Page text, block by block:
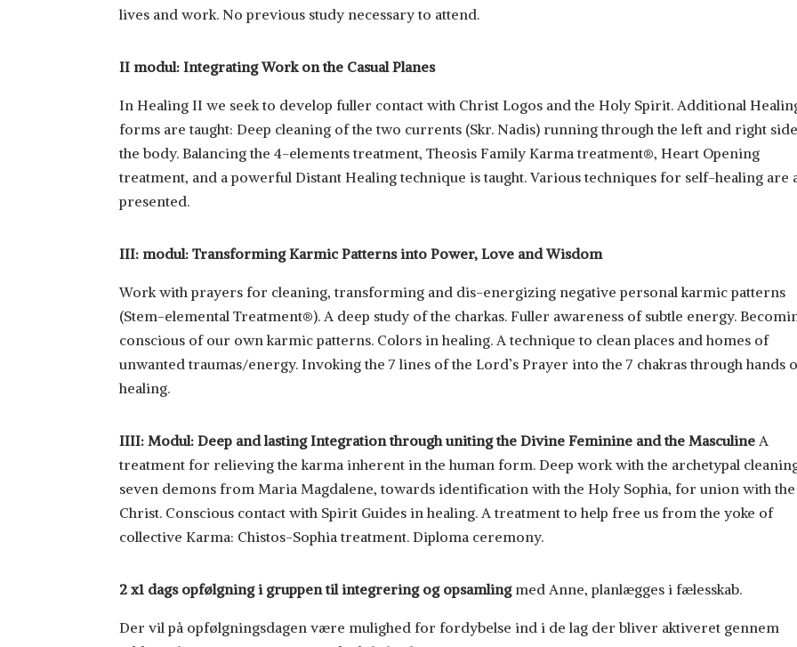
lives and work. No previous study necessary to attend.
II modul: Integrating Work on the Casual Planes
In Healing II we seek to develop fuller contact with Christ Logos and the Holy Spirit. Additional
forms are taught: Deep cleaning of the two currents (Skr. Nadis) running through the left and right
the body. Balancing the 4-elements treatment, Theosis Family Karma treatment®, Heart Opening
treatment, and a powerful Distant Healing technique is taught. Various techniques for self-healing are
presented.
III: modul:Transforming Karmic Patterns into Power, Love and Wisdom
Work with prayers for cleaning, transforming and dis-energizing negative personal karmic patterns
(Stem-elemental Treatment®). A deep study of the charkas. Fuller awareness of subtle energy.
conscious of our own karmic patterns. Colors in healing. A technique to clean places and homes of
unwanted traumas/energy. Invoking the 7 lines of the Lord’s Prayer into the 7 chakras through hands
healing.
IIII: Modul: Deep and lasting Integration through uniting the Divine Feminine and the MasculineA
treatment for relieving the karma inherent in the human form. Deep work with the archetypal
seven demons from Maria Magdalene, towards identification with the Holy Sophia, for union with the
Christ. Conscious contact with Spirit Guides in healing. A treatment to help free us from the yoke of
collective Karma: Chistos-Sophia treatment.Diploma ceremony.
2 x1 dags opfølgning i gruppen til integrering og opsamlingmed Anne, planlægges i fælesskab.
Der vil på opfølgningsdagen være mulighed for fordybelse ind i de lag der bliver aktiveret gennem